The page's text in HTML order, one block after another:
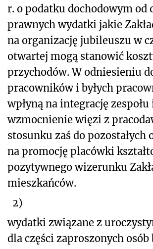
r. o podatku dochodowym od
prawnych wydatki jakie
na organizację jubileuszu w
otwartej mogą stanowić
przychodów. W odniesieniu
pracowników i byłych
wpłyną na integrację zespołu
wzmocnienie więzi z
stosunku zaś do pozostałych
na promocję placówki
pozytywnego wizerunku
mieszkańców.
2)
wydatki związane z
dla części zaproszonych osób